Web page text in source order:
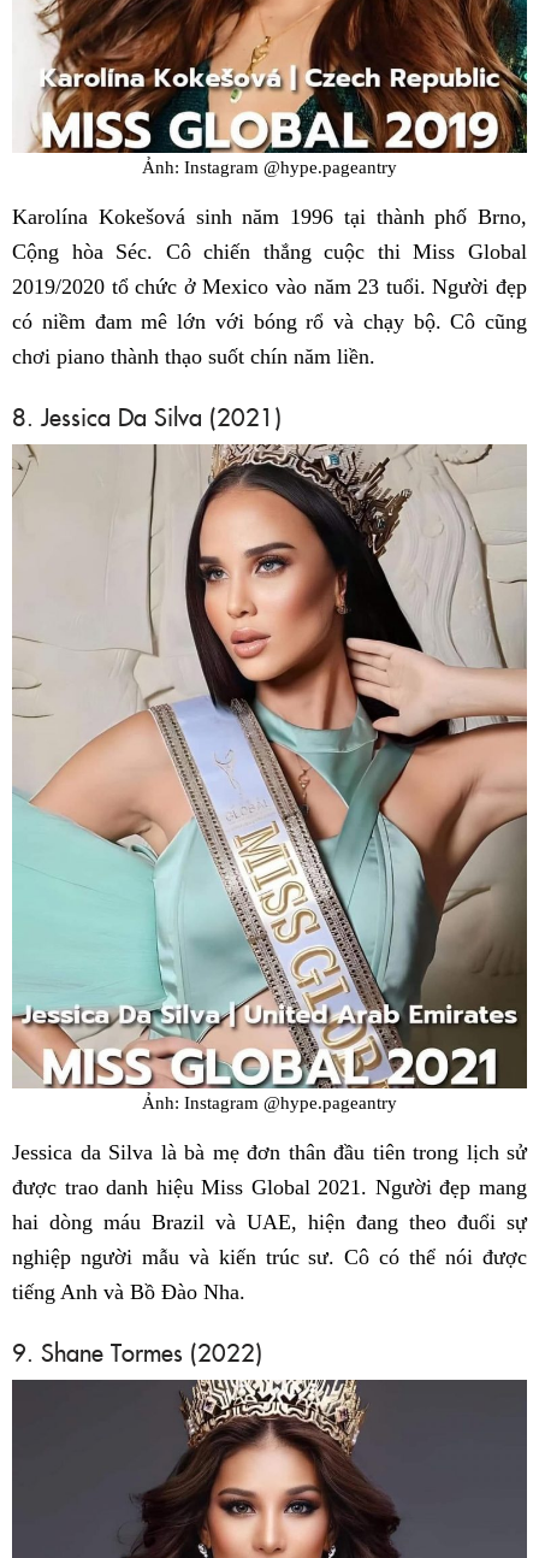
Ảnh: Instagram @hype.pageantry
Karolína Kokešová sinh năm 1996 tại thành phố Brno,
Cộng hòa Séc. Cô chiến thắng cuộc thi Miss Global
2019/2020 tổ chức ở Mexico vào năm 23 tuổi. Người đẹp
có niềm đam mê lớn với bóng rổ và chạy bộ. Cô cũng
chơi piano thành thạo suốt chín năm liền.
8. Jessica Da Silva (2021)
Ảnh: Instagram @hype.pageantry
Jessica da Silva là bà mẹ đơn thân đầu tiên trong lịch sử
được trao danh hiệu Miss Global 2021. Người đẹp mang
hai dòng máu Brazil và UAE, hiện đang theo đuổi sự
nghiệp người mẫu và kiến trúc sư. Cô có thể nói được
tiếng Anh và Bồ Đào Nha.
9. Shane Tormes (2022)